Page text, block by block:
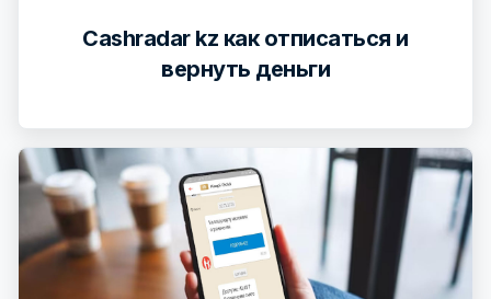
Cashradar kz как отписаться и
вернуть деньги